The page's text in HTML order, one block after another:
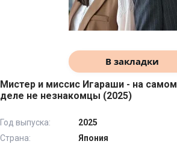
В закладки
Мистер и миссис Игараши - на самом
деле не незнакомцы (2025)
Год выпуска:
2025
Страна:
Япония